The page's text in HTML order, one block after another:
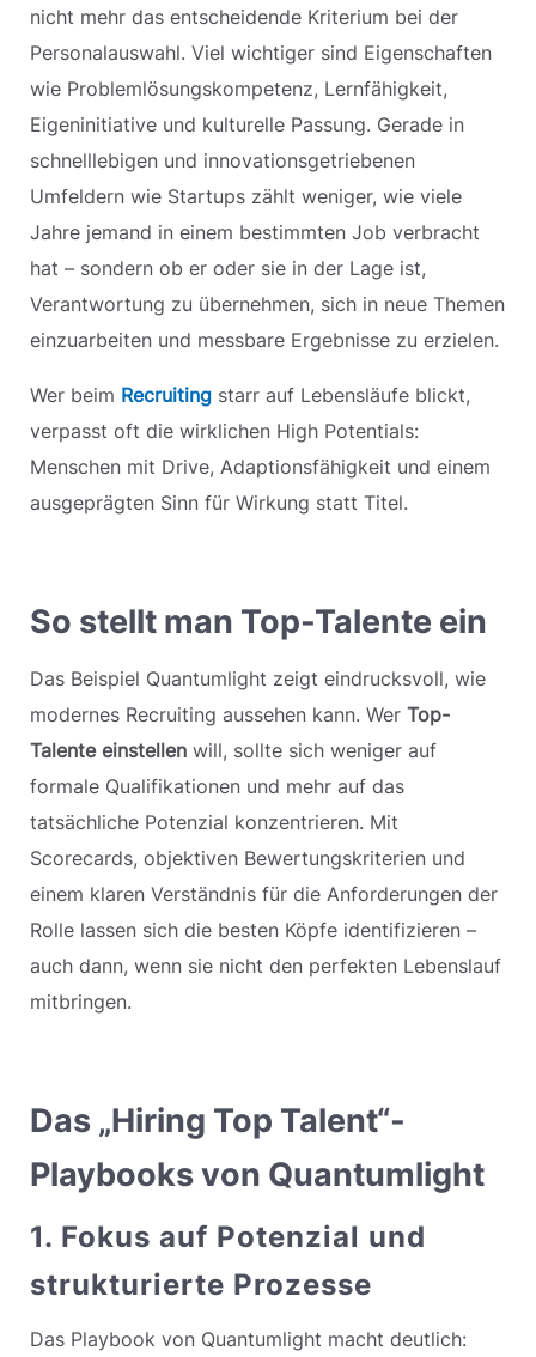
nicht mehr das entscheidende Kriterium bei der
Personalauswahl. Viel wichtiger sind Eigenschaften
wie Problemlösungskompetenz, Lernfähigkeit,
Eigeninitiative und kulturelle Passung. Gerade in
schnelllebigen und innovationsgetriebenen
Umfeldern wie Startups zählt weniger, wie viele
Jahre jemand in einem bestimmten Job verbracht
hat – sondern ob er oder sie in der Lage ist,
Verantwortung zu übernehmen, sich in neue Themen
einzuarbeiten und messbare Ergebnisse zu erzielen.
Wer beim Recruitingstarr auf Lebensläufe blickt,
verpasst oft die wirklichen High Potentials:
Menschen mit Drive, Adaptionsfähigkeit und einem
ausgeprägten Sinn für Wirkung statt Titel.
So stellt man Top-Talente ein
Das Beispiel Quantumlight zeigt eindrucksvoll, wie
modernes Recruiting aussehen kann. Wer Top-
Talente einstellenwill, sollte sich weniger auf
formale Qualifikationen und mehr auf das
tatsächliche Potenzial konzentrieren. Mit
Scorecards, objektiven Bewertungskriterien und
einem klaren Verständnis für die Anforderungen der
Rolle lassen sich die besten Köpfe identifizieren –
auch dann, wenn sie nicht den perfekten Lebenslauf
mitbringen.
Das „Hiring Top Talent“-
Playbooks von Quantumlight
1. Fokus auf Potenzial und
strukturierte Prozesse
Das Playbook von Quantumlight macht deutlich: